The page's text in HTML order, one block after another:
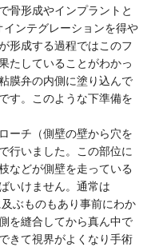
骨形成やインプラントと
ンテグレーションを得や
形成する過程ではこのフ
たしていることがわかっ
膜弁の内側に塗り込んで
す。このような下準備を
ーチ（側壁の壁から穴を
行いました。この部位に
などが側壁を走っている
いけません。通常は
ぶものもあり事前にわか
を縫合してから真ん中で
きて視界がよくなり手術